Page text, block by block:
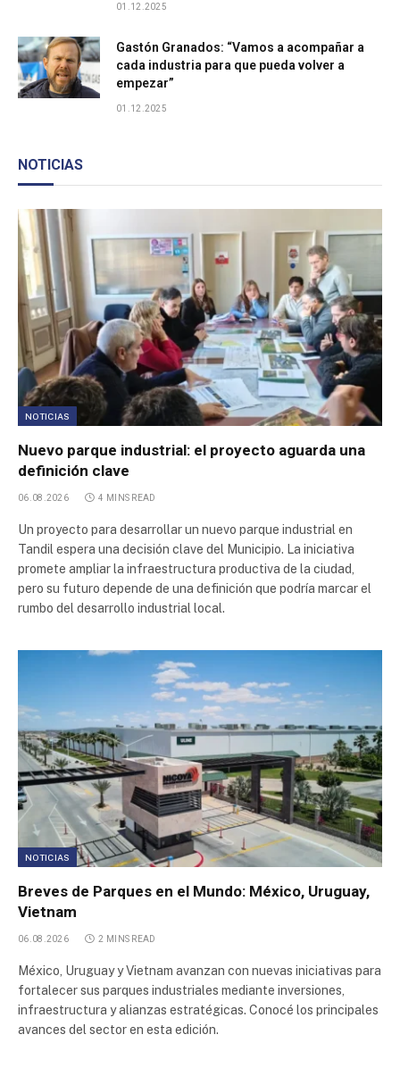
Parque Industrial de Garín
Parque Industrial Provincial Añelo
Área industrial Villa Mugueta
Parque Industrial Casilda
Parque Industrial Perico
Centro de Transferencia de Cargas CTC
Parque Apícola y Agroalimentario
Parque Apícola y Agroalimentario de Santa Rosa
Parque Industrial Buen Ayre 2
Parque Industrial Buen Ayre
Parque Industrial Reconquista
Parque Industrial Reconquista
Poligono Industrial Cortes de la Frontera
Poligono Industrial Mas de las Matas
Poligono Industrial Campillo de Altobuey
Parque Industrial Pichincha II
Parque Logístico 9 de Abril
Parque Logistico Veracruz
Parque Industrial Lautaro
01.12.2025
Gastón Granados: “Vamos a acompañar a
cada industria para que pueda volver a
empezar”
01.12.2025
NOTICIAS
NOTICIAS
Nuevo parque industrial: el proyecto aguarda una
definición clave
06.08.2026 4 MINS READ
Un proyecto para desarrollar un nuevo parque industrial en
Tandil espera una decisión clave del Municipio. La iniciativa
promete ampliar la infraestructura productiva de la ciudad,
pero su futuro depende de una definición que podría marcar el
rumbo del desarrollo industrial local.
NOTICIAS
Breves de Parques en el Mundo: México, Uruguay,
Vietnam
06.08.2026 2 MINS READ
México, Uruguay y Vietnam avanzan con nuevas iniciativas para
fortalecer sus parques industriales mediante inversiones,
infraestructura y alianzas estratégicas. Conocé los principales
avances del sector en esta edición.